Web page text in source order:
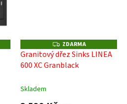
Z
D
A
R
ZDARMA
Granitový dřez Sinks LINEA
600 XC Granblack
Skladem